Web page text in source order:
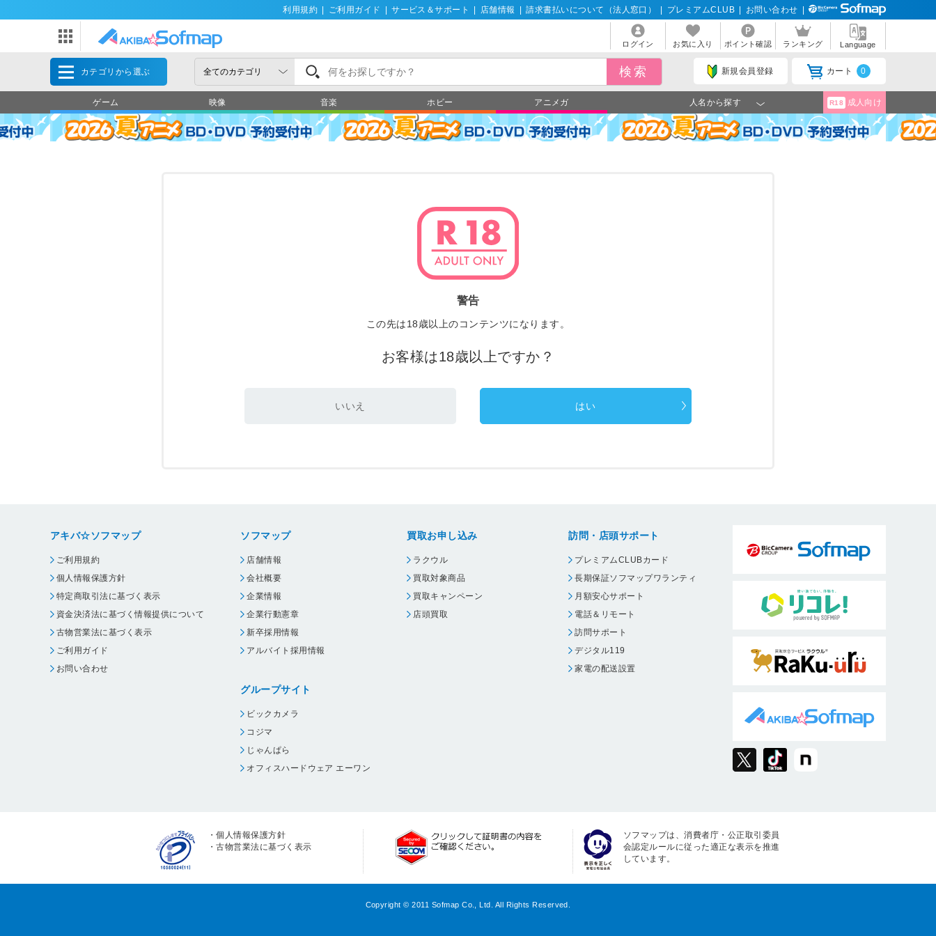
利用規約 ご利用ガイド サービス＆サポート 店舗情報 請求書払いについて（法人窓口） プレミアムCLUB お問い合わせ
ログイン お気に入り ポイント確認 ランキング Language
カテゴリから選ぶ 新規会員登録 カート 0
ゲーム 映像 音楽 ホビー アニメガ 人名から探す R18 成人向け
警告
この先は18歳以上のコンテンツになります。
お客様は18歳以上ですか？
いいえ はい
アキバ☆ソフマップ
ご利用規約
個人情報保護方針
特定商取引法に基づく表示
資金決済法に基づく情報提供について
古物営業法に基づく表示
ご利用ガイド
お問い合わせ
ソフマップ
店舗情報
会社概要
企業情報
企業行動憲章
新卒採用情報
アルバイト採用情報
グループサイト
ビックカメラ
コジマ
じゃんぱら
オフィスハードウェア エーワン
買取お申し込み
ラクウル
買取対象商品
買取キャンペーン
店頭買取
訪問・店頭サポート
プレミアムCLUBカード
長期保証ソフマップワランティ
月額安心サポート
電話＆リモート
訪問サポート
デジタル119
家電の配送設置
・個人情報保護方針
・古物営業法に基づく表示
ソフマップは、消費者庁・公正取引委員
会認定ルールに従った適正な表示を推進
しています。
Copyright © 2011 Sofmap Co., Ltd. All Rights Reserved.